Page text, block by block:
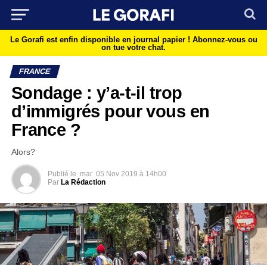
Le Gorafi est enfin disponible en journal papier ! Abonnez-vous ou
on tue votre chat.
FRANCE
Sondage : y’a-t-il trop
d’immigrés pour vous en
France ?
Alors?
Publié le mar 05 Nov 2019 à 14h00
Par La Rédaction